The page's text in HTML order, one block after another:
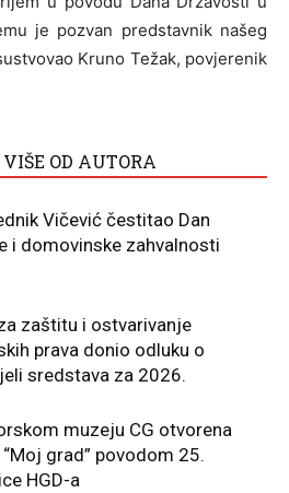
je pozvan predstavnik našeg
Kruno Težak, povjerenik
VIŠE OD AUTORA
Vičević čestitao Dan
i domovinske zahvalnosti
zaštitu i ostvarivanje
prava donio odluku o
sredstava za 2026.
muzeju CG otvorena
grad” povodom 25.
HGD-a